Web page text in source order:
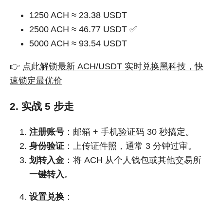
1250 ACH ≈ 23.38 USDT
2500 ACH ≈ 46.77 USDT ✅
5000 ACH ≈ 93.54 USDT
👉 点此解锁最新 ACH/USDT 实时兑换黑科技，快
速锁定最优价
2. 实战 5 步走
注册账号 ：邮箱 + 手机验证码 30 秒搞定。
身份验证 ：上传证件照，通常 3 分钟过审。
划转入金 ：将 ACH 从个人钱包或其他交易所
一键转入 。
设置兑换 ：